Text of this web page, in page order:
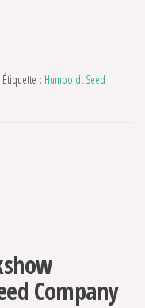
Seed Company
Étiquette : Humboldt Seed
Company